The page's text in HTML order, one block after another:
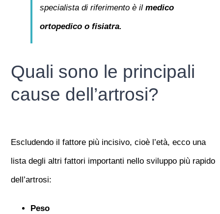
specialista di riferimento è il medico
ortopedico o fisiatra.
Quali sono le principali
cause dell’artrosi?
Escludendo il fattore più incisivo, cioè l’età, ecco una
lista degli altri fattori importanti nello sviluppo più rapido
dell’artrosi:
Peso